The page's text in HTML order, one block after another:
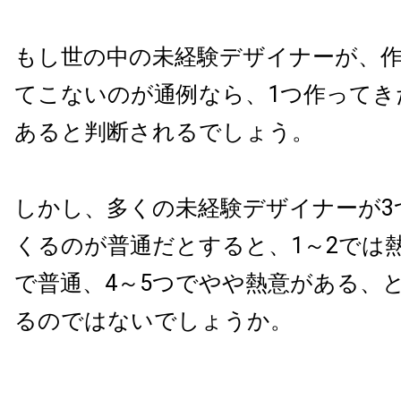
もし世の中の未経験デザイナーが、
てこないのが通例なら、1つ作って
あると判断されるでしょう。
しかし、多くの未経験デザイナーが
くるのが普通だとすると、1～2では
で普通、4～5つでやや熱意がある、
るのではないでしょうか。